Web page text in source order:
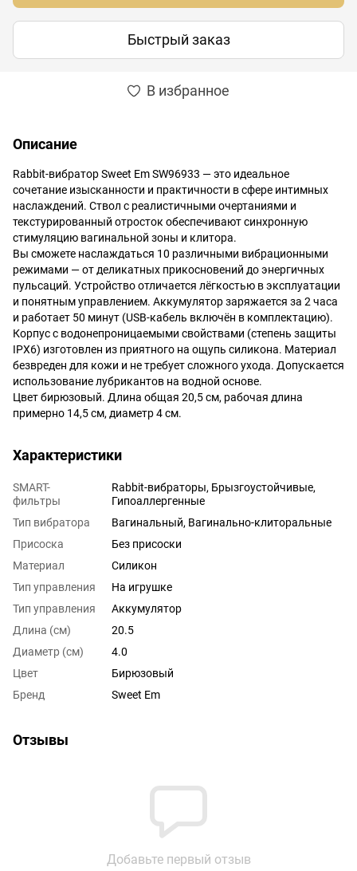
Быстрый заказ
В избранное
Описание
Rabbit-вибратор Sweet Em SW96933 — это идеальное
сочетание изысканности и практичности в сфере интимных
наслаждений. Ствол с реалистичными очертаниями и
текстурированный отросток обеспечивают синхронную
стимуляцию вагинальной зоны и клитора.
Вы сможете наслаждаться 10 различными вибрационными
режимами — от деликатных прикосновений до энергичных
пульсаций. Устройство отличается лёгкостью в эксплуатации
и понятным управлением. Аккумулятор заряжается за 2 часа
и работает 50 минут (USB-кабель включён в комплектацию).
Корпус с водонепроницаемыми свойствами (степень защиты
IPX6) изготовлен из приятного на ощупь силикона. Материал
безвреден для кожи и не требует сложного ухода. Допускается
использование лубрикантов на водной основе.
Цвет бирюзовый. Длина общая 20,5 см, рабочая длина
примерно 14,5 см, диаметр 4 см.
Характеристики
SMART-
фильтры
Rabbit-вибраторы, Брызгоустойчивые,
Гипоаллергенные
Тип вибратора
Вагинальный, Вагинально-клиторальные
Присоска
Без присоски
Материал
Силикон
Тип управления
На игрушке
Тип управления
Аккумулятор
Длина (см)
20.5
Диаметр (см)
4.0
Цвет
Бирюзовый
Бренд
Sweet Em
Отзывы
Добавьте первый отзыв